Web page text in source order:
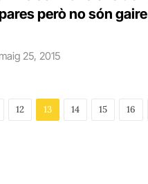
però no són gaire
maig 25, 2015
12 13 14 15 16